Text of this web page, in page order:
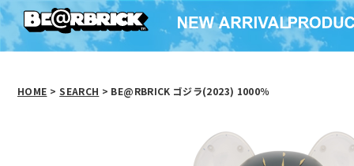
HOME > SEARCH > BE@RBRICK ゴジラ(2023) 1000％